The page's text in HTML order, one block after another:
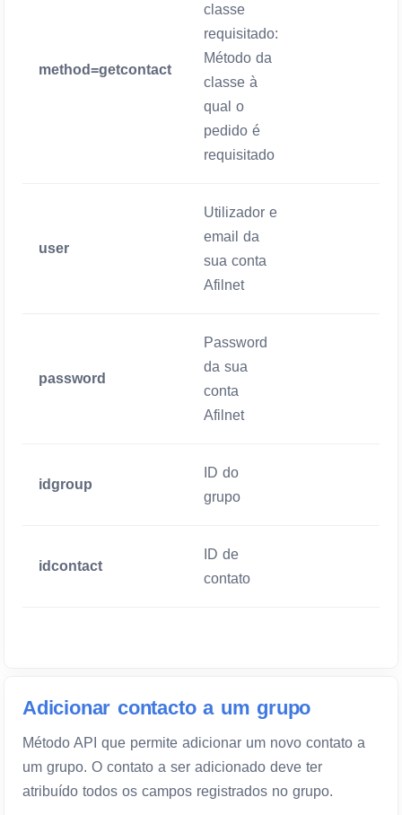
method=getcontact
classe
requisitado:
Método da
classe à
qual o
pedido é
requisitado
user
Utilizador e
email da
sua conta
Afilnet
password
Password
da sua
conta
Afilnet
idgroup
ID do
grupo
idcontact
ID de
contato
Adicionar contacto a um grupo
Método API que permite adicionar um novo contato a
um grupo. O contato a ser adicionado deve ter
atribuído todos os campos registrados no grupo.